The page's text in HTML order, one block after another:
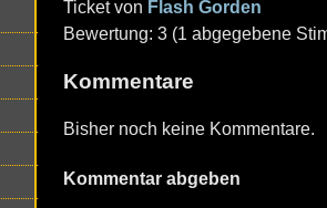
Ticket von Flash Gorden
Bewertung: 3 (1 abgegebene
Kommentare
Bisher noch keine Kommentare.
Kommentar abgeben